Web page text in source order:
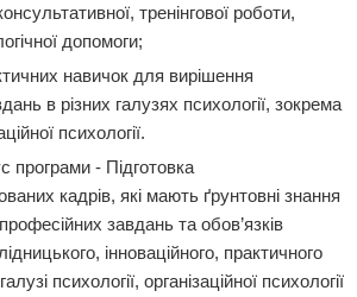
тренінгової роботи,
допомоги;
навичок для вирішення
в різних галузях психології, зокрема
психології.
програми - Підготовка
кадрів, які мають ґрунтовні знання
завдань та обов’язків
інноваційного, практичного
психології, організаційної психології